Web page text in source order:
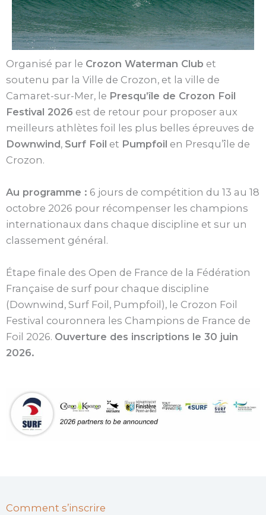
Organisé par le Crozon Waterman Club et
soutenu par la Ville de Crozon, et la ville de
Camaret-sur-Mer, le Presqu’île de Crozon Foil
Festival 2026 est de retour pour proposer aux
meilleurs athlètes foil les plus belles épreuves de
Downwind, Surf Foil et Pumpfoil en Presqu’île de
Crozon.
Au programme : 6 jours de compétition du 13 au 18
octobre 2026 pour récompenser les champions
internationaux dans chaque discipline et sur un
classement général.
Étape finale des Open de France de la Fédération
Française de surf pour chaque discipline
(Downwind, Surf Foil, Pumpfoil), le Crozon Foil
Festival couronnera les Champions de France de
Foil 2026. Ouverture des inscriptions le 30 juin
2026.
Comment s’inscrire